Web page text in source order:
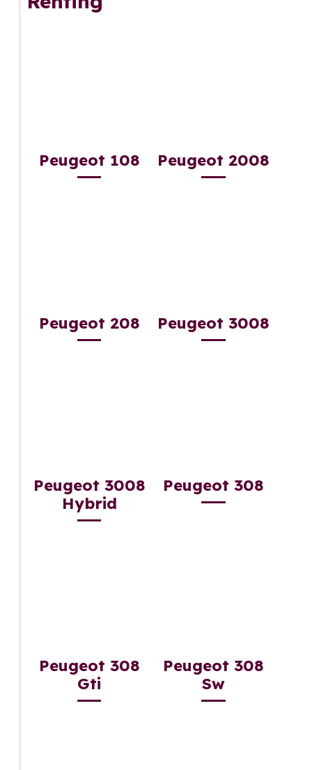
Peugeot 108 Peugeot 2008
Peugeot 208 Peugeot 3008
Peugeot 3008
Hybrid
Peugeot 308
Peugeot 308
Gti
Peugeot 308
Sw